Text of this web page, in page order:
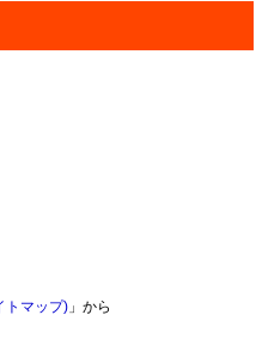
トマップ)」から